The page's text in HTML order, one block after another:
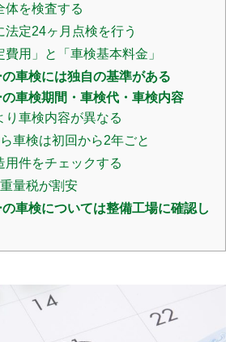
体を検査する
法定24ヶ月点検を行う
費用」と「車検基本料金」
車検には独自の基準がある
車検期間・車検代・車検内容
り車検内容が異なる
車検は初回から2年ごと
用件をチェックする
量税が割安
車検については整備工場に確認し